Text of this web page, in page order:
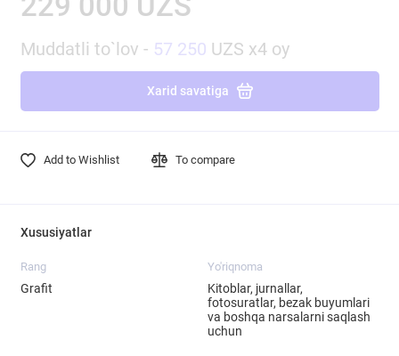
Muddatli to`lov - 57 250 UZS x4 oy
Xarid savatiga
Add to Wishlist To compare
Xususiyatlar
Rang
Grafit
Yo'riqnoma
Kitoblar, jurnallar,
fotosuratlar, bezak buyumlari
va boshqa narsalarni saqlash
uchun